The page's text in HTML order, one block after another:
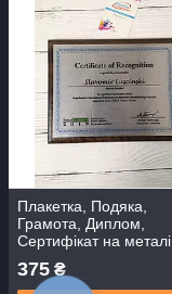
Плакетка, Подяка,
Грамота, Диплом,
Сертифікат на металі
375 ₴